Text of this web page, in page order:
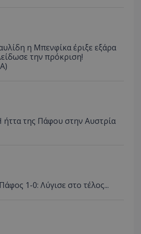
η Μπενφίκα έριξε εξάρα
την πρόκριση!
της Πάφου στην Αυστρία
1-0: Λύγισε στο τέλος...